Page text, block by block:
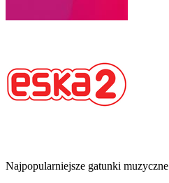
Najpopularniejsze gatunki muzyczne